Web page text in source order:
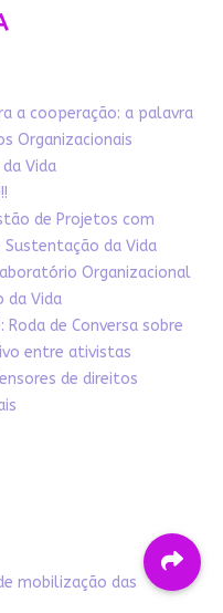
a cooperação: a palavra
Organizacionais
Vida
de Projetos com
da Vida
Organizacional
da Vida
de Conversa sobre
entre ativistas
de direitos
mobilização das